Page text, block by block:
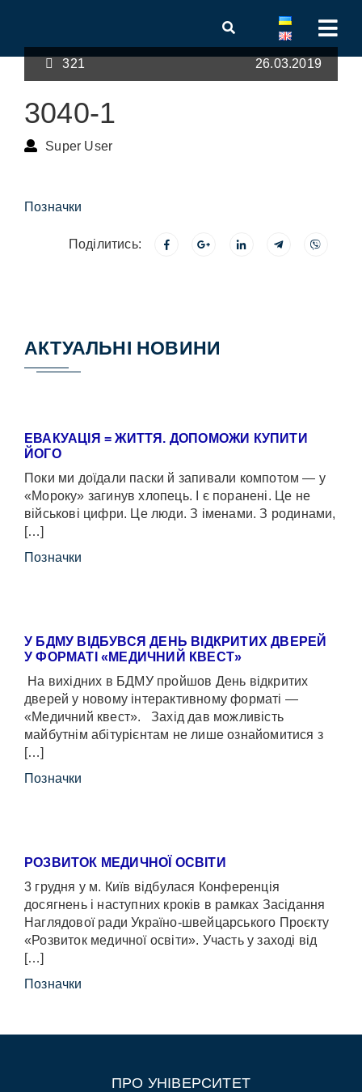
321 26.03.2019
3040-1
Super User
Позначки
Поділитись:
АКТУАЛЬНІ НОВИНИ
ЕВАКУАЦІЯ = ЖИТТЯ. ДОПОМОЖИ КУПИТИ
ЙОГО
Поки ми доїдали паски й запивали компотом — у
«Мороку» загинув хлопець. І є поранені. Це не
військові цифри. Це люди. З іменами. З родинами,
[…]
Позначки
У БДМУ ВІДБУВСЯ ДЕНЬ ВІДКРИТИХ ДВЕРЕЙ
У ФОРМАТІ «МЕДИЧНИЙ КВЕСТ»
На вихідних в БДМУ пройшов День відкритих
дверей у новому інтерактивному форматі —
«Медичний квест». Захід дав можливість
майбутнім абітурієнтам не лише ознайомитися з
[…]
Позначки
РОЗВИТОК МЕДИЧНОЇ ОСВІТИ
3 грудня у м. Київ відбулася Конференція
досягнень і наступних кроків в рамках Засідання
Наглядової ради Україно-швейцарського Проєкту
«Розвиток медичної освіти». Участь у заході від
[…]
Позначки
ПРО УНІВЕРСИТЕТ